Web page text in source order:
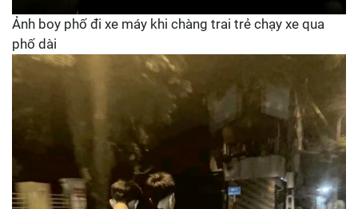
Ảnh boy phố đi xe máy khi chàng trai trẻ chạy xe qua
phố dài